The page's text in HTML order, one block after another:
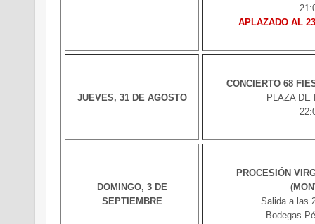
APLAZADO AL
JUEVES, 31 DE AGOSTO
CONCIERTO 68
PLAZA DE
DOMINGO, 3 DE
SEPTIEMBRE
PROCESIÓN
Salida a las
Bodegas